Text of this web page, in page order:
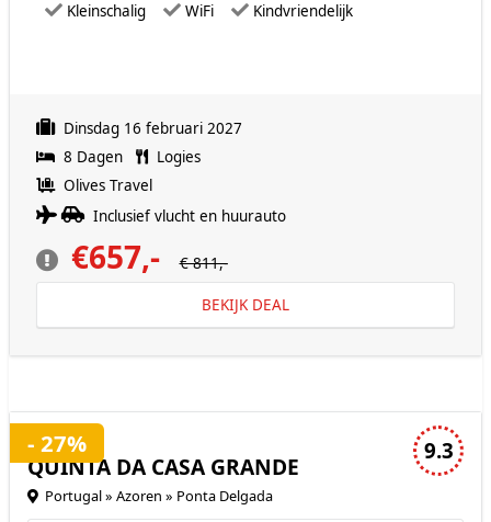
Kleinschalig WiFi Kindvriendelijk
Dinsdag 16 februari 2027
8 Dagen
Logies
Olives Travel
Inclusief vlucht en huurauto
€657,- € 811,-
BEKIJK DEAL
9.3
3 sterren accommodatie
QUINTA DA CASA GRANDE
Portugal » Azoren » Ponta Delgada
- 27%